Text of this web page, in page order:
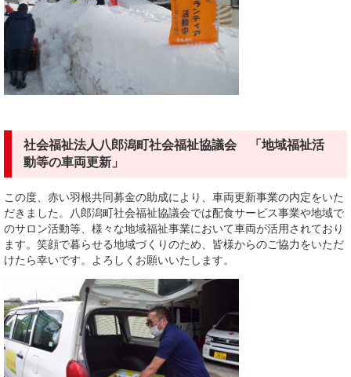
社会福祉法人八郎潟町社会福祉協議会 「地域福祉活
動等の車両更新」
この度、赤い羽根共同募金の助成により、車両更新事業の内定をいた
だきました。八郎潟町社会福祉協議会では配食サービス事業や地域で
のサロン活動等、様々な地域福祉事業において車両が活用されており
ます。笑顔で暮らせる地域づくりのため、皆様からのご協力をいただ
けたら幸いです。よろしくお願いいたします。